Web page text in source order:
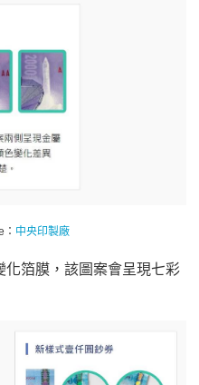
中央印製廠
化箔膜，該圖案會呈現七彩